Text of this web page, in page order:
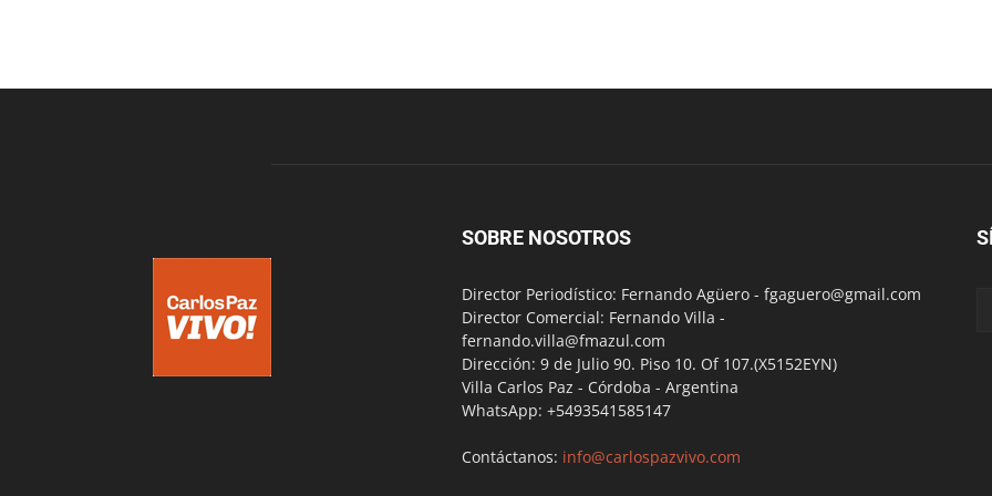
SOBRE NOSOTROS
Director Periodístico: Fernando Agüero - fgaguero@gmail.com
Director Comercial: Fernando Villa -
fernando.villa@fmazul.com
Dirección: 9 de Julio 90. Piso 10. Of 107.(X5152EYN)
Villa Carlos Paz - Córdoba - Argentina
WhatsApp: +5493541585147
Contáctanos: info@carlospazvivo.com